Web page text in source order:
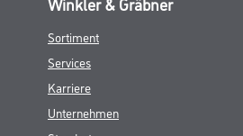
Winkler & Gräbner
Sortiment
Services
Karriere